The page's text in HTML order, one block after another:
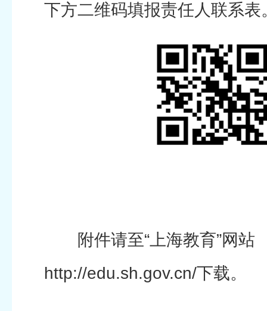
下方二维码填报责任人联系表
附件请至“上海教育”网站
http://edu.sh.gov.cn/下载。